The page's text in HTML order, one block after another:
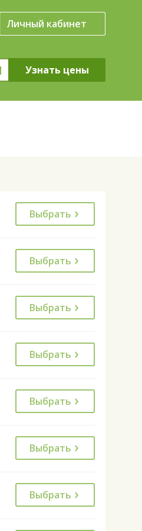
Личный кабинет
Выбрать
Выбрать
Выбрать
Выбрать
Выбрать
Выбрать
Выбрать